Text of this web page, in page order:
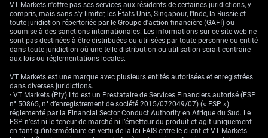
qu’elle juge souhaitables. En conséquence, ses commentaires récents
doivent être considérés comme hautement crédibles.
À l’avenir, l’attention se portera sur la prochaine évaluation de politique
monétaire de la BNS, prévue le 18 juin 2026. Les opérateurs devront
suivre de près le discours de la banque pour détecter d’éventuels
changements formels de sa politique, voire une baisse surprise des taux
susceptible de définir la fourchette de fluctuation du CHF pour les mois
à venir.
VT Markets n'offre pas ses services aux résidents de certaines juridictions, y
compris, mais sans s'y limiter, les États-Unis, Singapour, l'Inde, la Russie et
toute juridiction répertoriée par le Groupe d'action financière (GAFI) ou
soumise à des sanctions internationales. Les informations sur ce site web ne
sont pas destinées à être distribuées ou utilisées par toute personne ou entité
dans toute juridiction où une telle distribution ou utilisation serait contraire
aux lois ou réglementations locales.
VT Markets est une marque avec plusieurs entités autorisées et enregistrées
dans diverses juridictions.
· VT Markets (Pty) Ltd est un Prestataire de Services Financiers autorisé (FSP
n° 50865, n° d’enregistrement de société 2015/072049/07) (« FSP »)
réglementé par la Financial Sector Conduct Authority en Afrique du Sud. Le
FSP n’est ni le teneur de marché ni l’émetteur du produit et agit uniquement
en tant qu’intermédiaire en vertu de la loi FAIS entre le client et VT Markets